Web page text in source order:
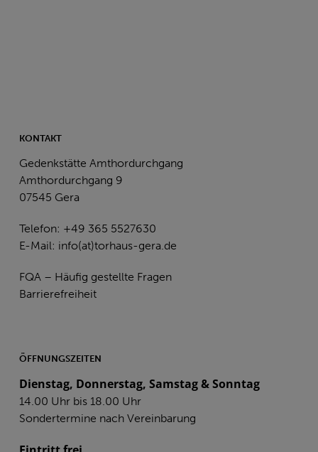
KONTAKT
Gedenkstätte Amthordurchgang
Amthordurchgang 9
07545 Gera
Telefon: +49 365 5527630
E-Mail: info(at)torhaus-gera.de
FQA – Häufig gestellte Fragen
Barrierefreiheit
ÖFFNUNGSZEITEN
Dienstag, Donnerstag, Samstag & Sonntag
14.00 Uhr bis 18.00 Uhr
Sondertermine nach Vereinbarung